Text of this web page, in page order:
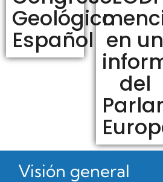
Geológico
Español en un
del
Visión general